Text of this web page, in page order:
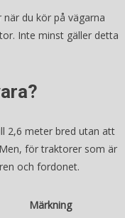
du kör på vägarna
Inte minst gäller detta
2,6 meter bred utan att
för traktorer som är
och fordonet.
Märkning